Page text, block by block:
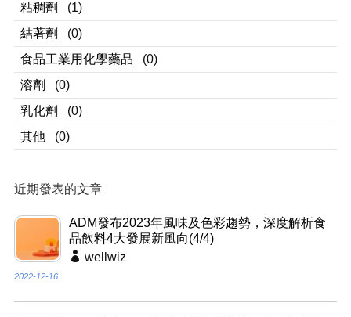
粘稠劑
(1)
結著劑
(0)
食品工業用化學藥品
(0)
溶劑
(0)
乳化劑
(0)
其他
(0)
近期發表的文章
ADM發布2023年風味及色彩趨勢，深度解析食
品飲料4大發展新風向(4/4)
wellwiz
2022-12-16